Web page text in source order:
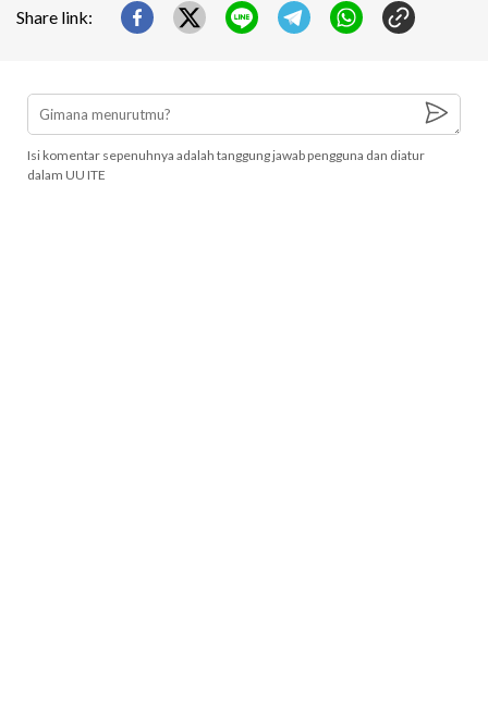
Share link:
Isi komentar sepenuhnya adalah tanggung jawab pengguna dan diatur
dalam UU ITE